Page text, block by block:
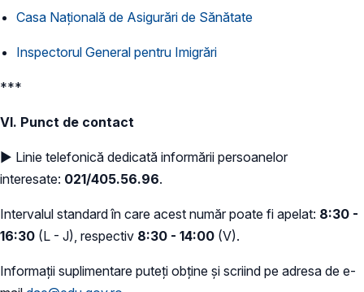
Casa Națională de Asigurări de Sănătate
Inspectorul General pentru Imigrări
***
VI. Punct de contact
► Linie telefonică dedicată informării persoanelor
interesate: 021/405.56.96.
Intervalul standard în care acest număr poate fi apelat: 8:30 -
16:30 (L - J), respectiv 8:30 - 14:00 (V).
Informații suplimentare puteți obține și scriind pe adresa de e-